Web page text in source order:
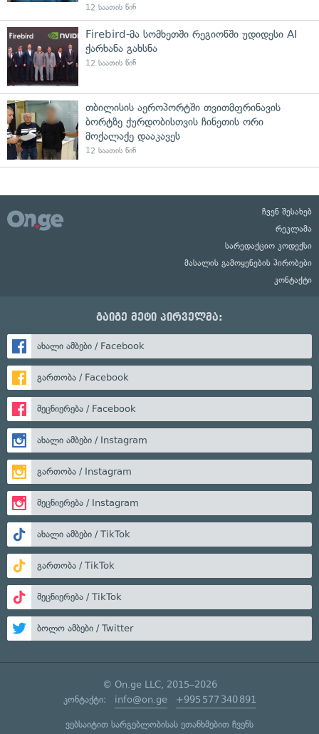
12 საათის წინ
Firebird-მა სომხეთში რეგიონში უდიდესი AI
ქარხანა გახსნა
12 საათის წინ
თბილისის აეროპორტში თვითმფრინავის
ბორტზე ქურდობისთვის ჩინეთის ორი
მოქალაქე დააკავეს
12 საათის წინ
ჩვენ შესახებ
რეკლამა
სარედაქციო კოდექსი
მასალის გამოყენების პირობები
კონტაქტი
გაიგე მეტი პირველმა:
ახალი ამბები / Facebook
გართობა / Facebook
მეცნიერება / Facebook
ახალი ამბები / Instagram
გართობა / Instagram
მეცნიერება / Instagram
ახალი ამბები / TikTok
გართობა / TikTok
მეცნიერება / TikTok
ბოლო ამბები / Twitter
© On.ge LLC, 2015–2026
კონტაქტი: info@on.ge +995 577 340 891
ვებსაიტით სარგებლობისას ეთანხმებით ჩვენს